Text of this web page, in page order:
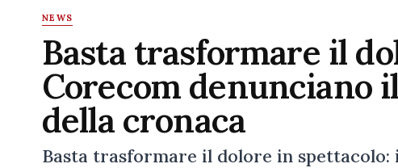
NEWS
Basta trasformare il
Corecom denunciano
della cronaca
Basta trasformare il dolore in